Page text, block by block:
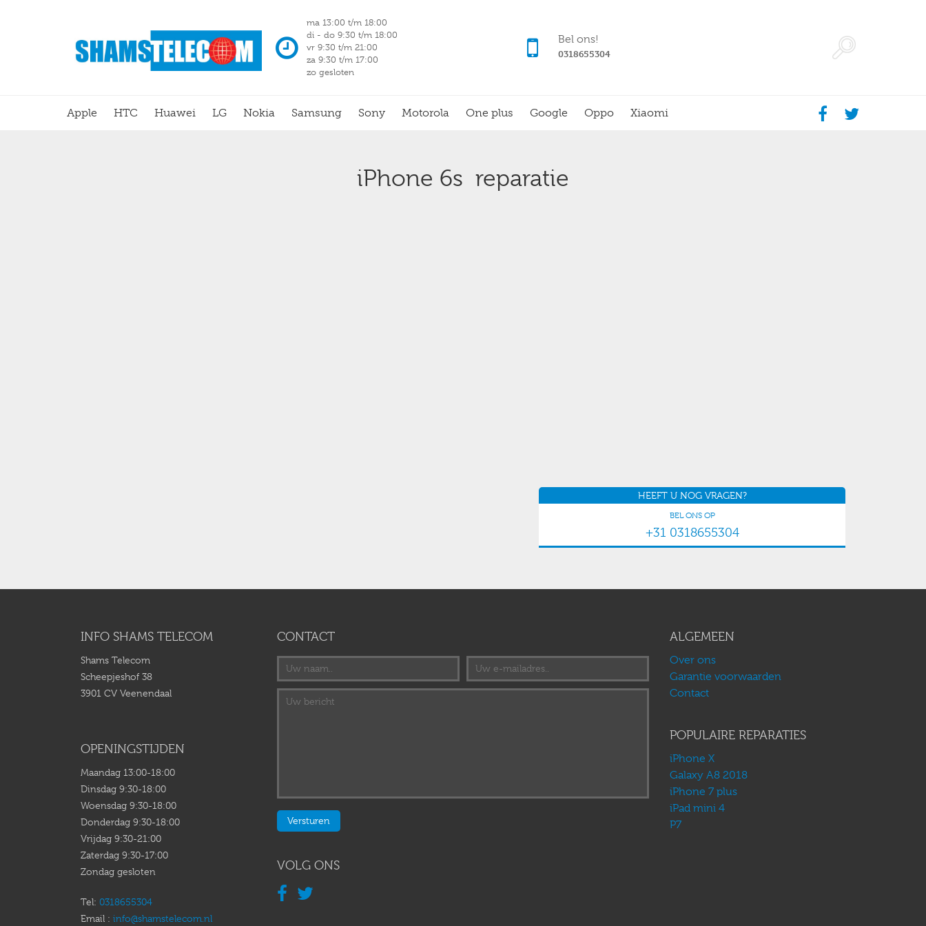
ma 13:00 t/m 18:00
di - do 9:30 t/m 18:00
vr 9:30 t/m 21:00
za 9:30 t/m 17:00
zo gesloten
Bel ons!
0318655304
Apple HTC Huawei LG Nokia Samsung Sony Motorola One plus Google Oppo Xiaomi
iPhone 6s reparatie
HEEFT U NOG VRAGEN?
BEL ONS OP
+31 0318655304
INFO SHAMS TELECOM
Shams Telecom
Scheepjeshof 38
3901 CV Veenendaal
OPENINGSTIJDEN
Maandag 13:00-18:00
Dinsdag 9:30-18:00
Woensdag 9:30-18:00
Donderdag 9:30-18:00
Vrijdag 9:30-21:00
Zaterdag 9:30-17:00
Zondag gesloten
Tel: 0318655304
Email : info@shamstelecom.nl
CONTACT
VOLG ONS
ALGEMEEN
Over ons
Garantie voorwaarden
Contact
POPULAIRE REPARATIES
iPhone X
Galaxy A8 2018
iPhone 7 plus
iPad mini 4
P7